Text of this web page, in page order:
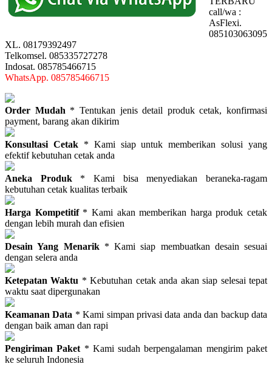
call/wa :
AsFlexi.
085103063095
XL. 08179392497
Telkomsel. 085335727278
Indosat. 085785466715
WhatsApp. 085785466715
Order Mudah * Tentukan jenis detail produk cetak, konfirmasi
payment, barang akan dikirim
Konsultasi Cetak* Kami siap untuk memberikan solusi yang
efektif kebutuhan cetak anda
Aneka Produk * Kami bisa menyediakan beraneka-ragam
kebutuhan cetak kualitas terbaik
Harga Kompetitif* Kami akan memberikan harga produk cetak
dengan lebih murah dan efisien
Desain Yang Menarik* Kami siap membuatkan desain sesuai
dengan selera anda
Ketepatan Waktu * Kebutuhan cetak anda akan siap selesai tepat
waktu saat dipergunakan
Keamanan Data * Kami simpan privasi data anda dan backup data
dengan baik aman dan rapi
Pengiriman Paket * Kami sudah berpengalaman mengirim paket
ke seluruh Indonesia